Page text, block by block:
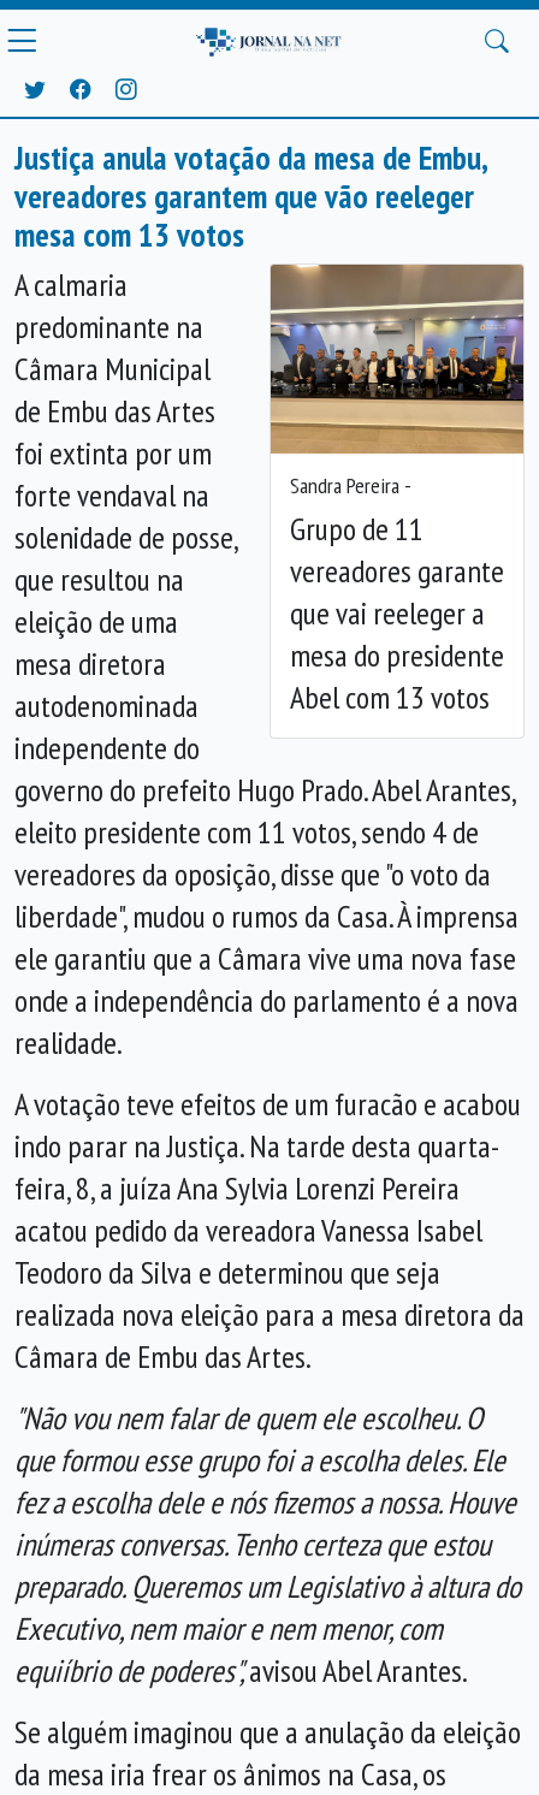
Justiça anula votação da mesa de Embu,
vereadores garantem que vão reeleger
mesa com 13 votos
Sandra Pereira -
Grupo de 11
vereadores garante
que vai reeleger a
mesa do presidente
Abel com 13 votos
Anterior
A calmaria
predominante na
Câmara Municipal
de Embu das Artes
foi extinta por um
forte vendaval na
solenidade de posse,
que resultou na
eleição de uma
mesa diretora
autodenominada
independente do
governo do prefeito Hugo Prado. Abel Arantes,
eleito presidente com 11 votos, sendo 4 de
vereadores da oposição, disse que "o voto da
liberdade", mudou o rumos da Casa. À imprensa
ele garantiu que a Câmara vive uma nova fase
onde a independência do parlamento é a nova
realidade.
A votação teve efeitos de um furacão e acabou
indo parar na Justiça. Na tarde desta quarta-
feira, 8, a juíza Ana Sylvia Lorenzi Pereira
acatou pedido da vereadora Vanessa Isabel
Teodoro da Silva e determinou que seja
realizada nova eleição para a mesa diretora da
Câmara de Embu das Artes.
"Não vou nem falar de quem ele escolheu. O
que formou esse grupo foi a escolha deles. Ele
fez a escolha dele e nós fizemos a nossa. Houve
inúmeras conversas. Tenho certeza que estou
preparado. Queremos um Legislativo à altura do
Executivo, nem maior e nem menor, com
equiíbrio de poderes",avisou Abel Arantes.
Se alguém imaginou que a anulação da eleição
da mesa iria frear os ânimos na Casa, os